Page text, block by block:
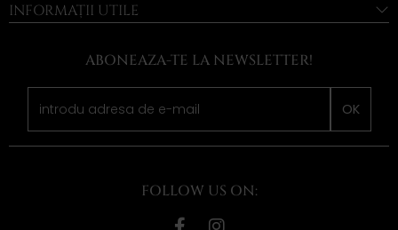
INFORMAȚII UTILE
ABONEAZA-TE LA NEWSLETTER!
OK
FOLLOW US ON: